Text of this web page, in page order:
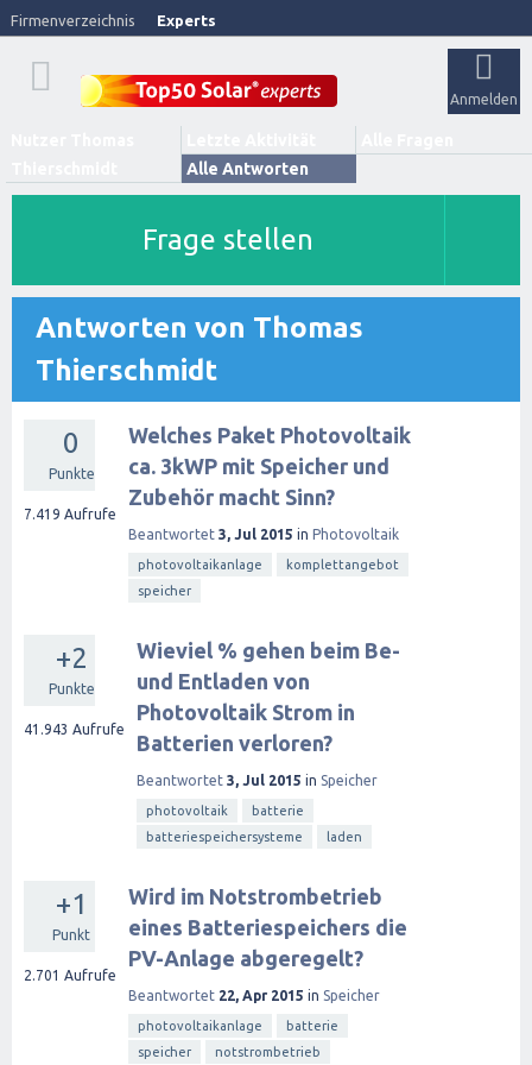
Firmenverzeichnis Experts
Anmelden
Alle Antworten
Frage stellen
Antworten von Thomas
Thierschmidt
0
Punkte
7.419 Aufrufe
Welches Paket Photovoltaik
ca. 3kWP mit Speicher und
Zubehör macht Sinn?
Beantwortet 3, Jul 2015 in Photovoltaik
photovoltaikanlage
komplettangebot
speicher
+2
Punkte
41.943 Aufrufe
Wieviel % gehen beim Be-
und Entladen von
Photovoltaik Strom in
Batterien verloren?
Beantwortet 3, Jul 2015 in Speicher
photovoltaik
batterie
batteriespeichersysteme
laden
+1
Punkt
2.701 Aufrufe
Wird im Notstrombetrieb
eines Batteriespeichers die
PV-Anlage abgeregelt?
Beantwortet 22, Apr 2015 in Speicher
photovoltaikanlage
batterie
speicher
notstrombetrieb